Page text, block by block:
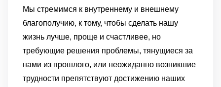
Мы стремимся к внутреннему и внешнему
благополучию, к тому, чтобы сделать нашу
жизнь лучше, проще и счастливее, но
требующие решения проблемы, тянущиеся за
нами из прошлого, или неожиданно возникшие
трудности препятствуют достижению наших